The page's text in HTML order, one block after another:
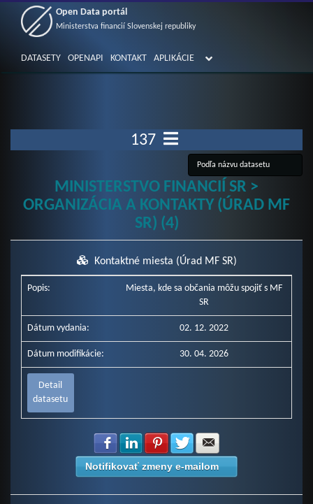
Open Data portál
Ministerstva financií Slovenskej republiky
DATASETY OPENAPI KONTAKT APLIKÁCIE
137
MINISTERSTVO FINANCIÍ SR >
ORGANIZÁCIA A KONTAKTY (ÚRAD MF
SR) (4)
Kontaktné miesta (Úrad MF SR)
Popis:
Miesta, kde sa občania môžu spojiť s MF
SR
Dátum vydania: 02. 12. 2022
Dátum modifikácie: 30. 04. 2026
Detail
datasetu
Zdielať na Facebook
Zdielať na LinkedIn
Zdielať na Pinterest
Zdielať na Twitter
Notifikovať zmeny e-mailom